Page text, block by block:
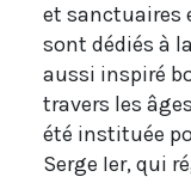
et sanctuaires
sont dédiés à
aussi inspiré
travers les
été instituée
Serge Ier, qui